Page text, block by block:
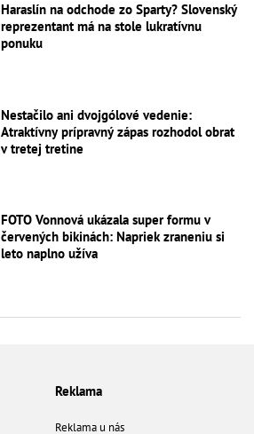
Haraslín na odchode zo Sparty? Slovenský
reprezentant má na stole lukratívnu
ponuku
Nestačilo ani dvojgólové vedenie:
Atraktívny prípravný zápas rozhodol obrat
v tretej tretine
FOTO Vonnová ukázala super formu v
červených bikinách: Napriek zraneniu si
leto naplno užíva
Reklama
Reklama u nás